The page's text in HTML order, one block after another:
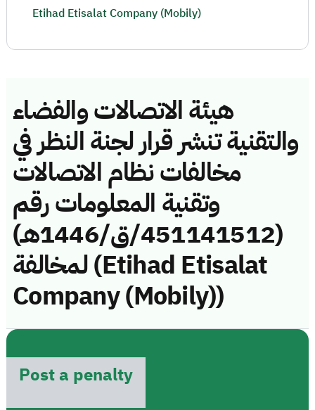
هيئة الاتصالات والفضاء
والتقنية تنشر قرار لجنة النظر في
مخالفات نظام الاتصالات
وتقنية المعلومات رقم
(451141512/ق/1446هـ)
لمخالفة (Etihad Etisalat
Company (Mobily))
Post a penalty
Etihad Etisalat Company (Mobily)